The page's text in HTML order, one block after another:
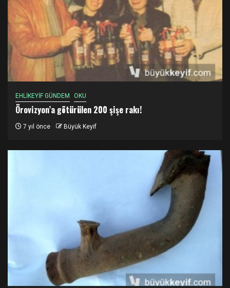
EHLİKEYİF GÜNDEM OKU
Örovizyon’a götürülen 200 şişe rakı!
7 yıl önce Büyük Keyif